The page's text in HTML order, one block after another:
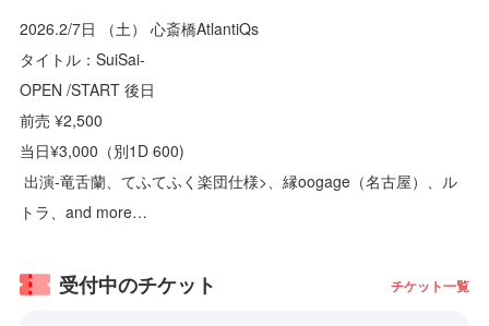
2026.2/7日 （土） 心斎橋AtlantiQs
タイトル：SuiSai-
OPEN /START 後日
前売 ¥2,500
当日¥3,000（別1D 600)
出演-竜舌蘭、てふてふく楽団仕様>、縁oogage（名古屋）、ル
トラ、and more…
受付中のチケット チケット一覧